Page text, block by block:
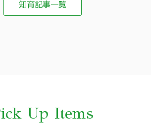
知育記事一覧
Up Items